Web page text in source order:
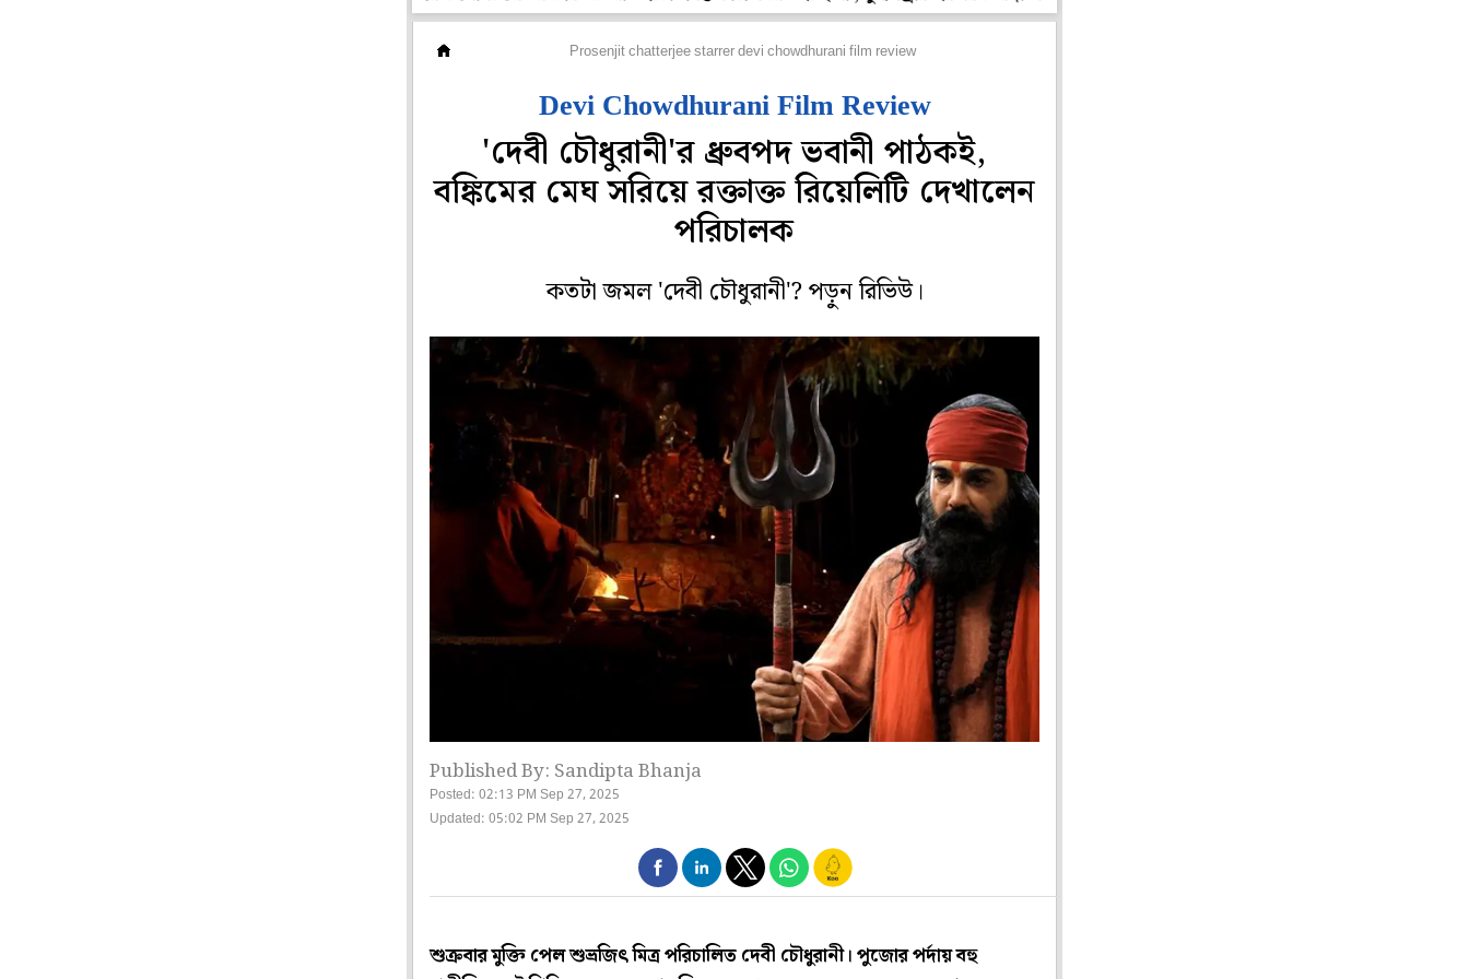
Prosenjit chatterjee starrer devi chowdhurani film review
Devi Chowdhurani Film Review
'দেবী চৌধুরানী'র ধ্রুবপদ ভবানী পাঠকই,
বঙ্কিমের মেঘ সরিয়ে রক্তাক্ত রিয়েলিটি দেখালেন
পরিচালক
কতটা জমল 'দেবী চৌধুরানী'? পড়ুন রিভিউ।
Published By: Sandipta Bhanja
Posted: 02:13 PM Sep 27, 2025
Updated: 05:02 PM Sep 27, 2025
শুক্রবার মুক্তি পেল শুভ্রজিৎ মিত্র পরিচালিতদেবী চৌধুরানী। পুজোর পর্দায় বহু